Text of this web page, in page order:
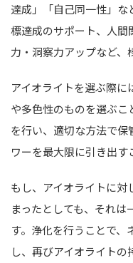
達成」「自己同一性」な
標達成のサポート、人
力・洞察力アップなど、
アイオライトを選ぶ際
や多色性のものを選ぶこ
を行い、適切な方法で
ワーを最大限に引き出す
もし、アイオライトに
まったとしても、それ
す。浄化を行うことで、
し、再びアイオライト